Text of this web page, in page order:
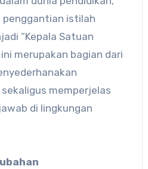
penggantian istilah
“Kepala Satuan
merupakan bagian dari
memperjelas
di lingkungan